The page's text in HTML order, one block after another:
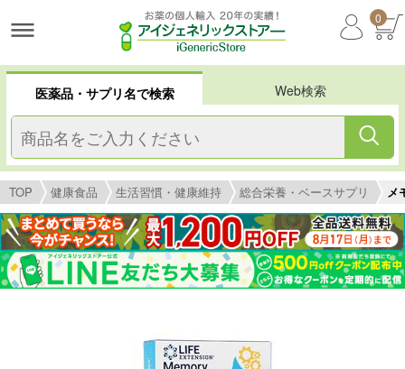
0
医薬品・サプリ名で検索 Web検索
TOP 健康食品 生活習慣・健康維持 総合栄養・ベースサプリ メ